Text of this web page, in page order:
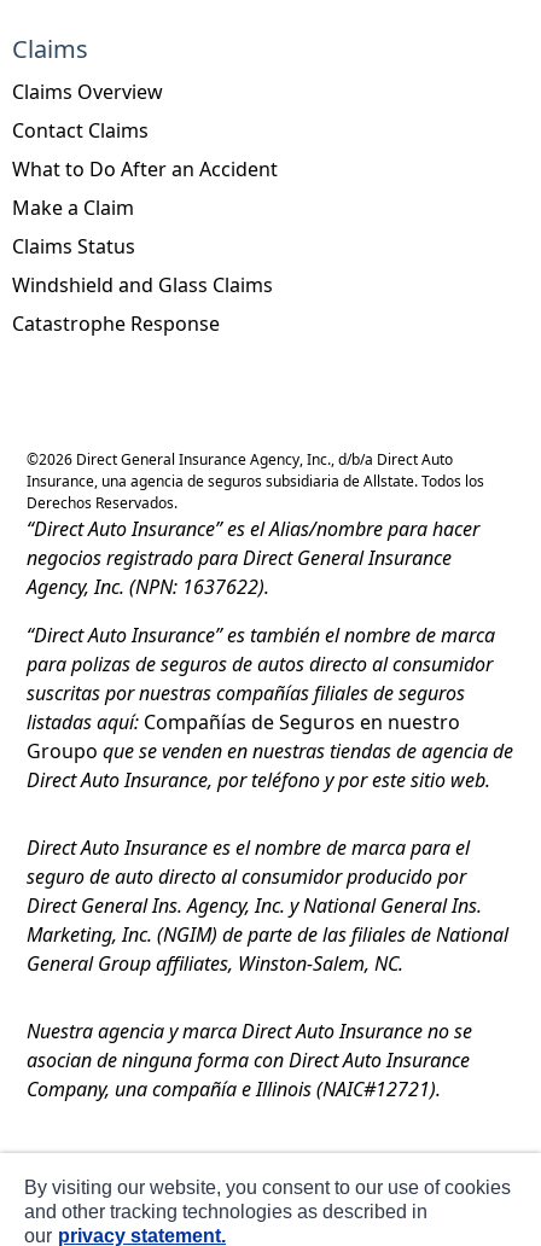
Claims
Claims Overview
Contact Claims
What to Do After an Accident
Make a Claim
Claims Status
Windshield and Glass Claims
Catastrophe Response
©2026 Direct General Insurance Agency, Inc., d/b/a Direct Auto
Insurance, una agencia de seguros subsidiaria de Allstate. Todos los
Derechos Reservados.
“Direct Auto Insurance” es el Alias/nombre para hacer
negocios registrado para Direct General Insurance
Agency, Inc. (NPN: 1637622).
“Direct Auto Insurance” es también el nombre de marca
para polizas de seguros de autos directo al consumidor
suscritas por nuestras compañías filiales de seguros
listadas aquí: Compañías de Seguros en nuestro
Groupo que se venden en nuestras tiendas de agencia de
Direct Auto Insurance, por teléfono y por este sitio web.
Direct Auto Insurance es el nombre de marca para el
seguro de auto directo al consumidor producido por
Direct General Ins. Agency, Inc. y National General Ins.
Marketing, Inc. (NGIM) de parte de las filiales de National
General Group affiliates, Winston-Salem, NC.
Nuestra agencia y marca Direct Auto Insurance no se
asocian de ninguna forma con Direct Auto Insurance
Company, una compañía e Illinois (NAIC#12721).
Privacidad
By visiting our website, you consent to our use of cookies
and other tracking technologies as described in
our privacy statement.